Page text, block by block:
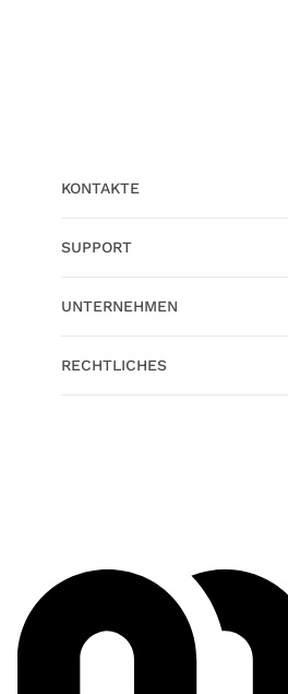
KONTAKTE
SUPPORT
UNTERNEHMEN
RECHTLICHES